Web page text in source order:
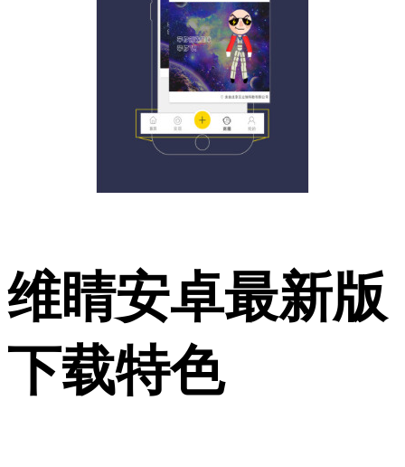
维睛安卓最新版
下载特色